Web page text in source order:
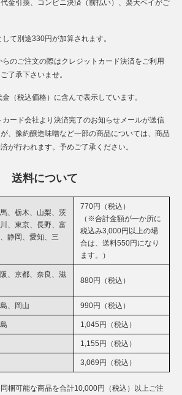
金引換、コンビニ決済（前払い）、楽天ペイがご
て別途330円が加算されます。
のご注文の際はクレジットカード決済をご利用
了承下さいませ。
（税込価格）に含んで表示しています。
ード会社より決済完了のお知らせメールが送信
、豫約醸造味噌など一部の商品については、商品
が行われます。予めご了承ください。
送料について
、栃木、山梨、茨
、東京、長野、富
静岡、愛知、三
770円（税込）
（※合計金額が一か所に
税込み3,000円以上の場
合は、送料550円になり
ます。）
、京都、奈良、滋
880円（税込）
、岡山 990円（税込）
1,045円（税込）
1,155円（税込）
3,069円（税込）
梱可能な商品を合計10,000円（税込）以上ご注